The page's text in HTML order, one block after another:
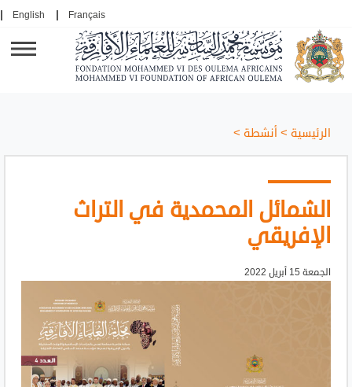
Français
English
الرئيسية >أنشطة >
الشمائل المحمدية في التراث
الإفريقي
الجمعة 15 أبريل 2022